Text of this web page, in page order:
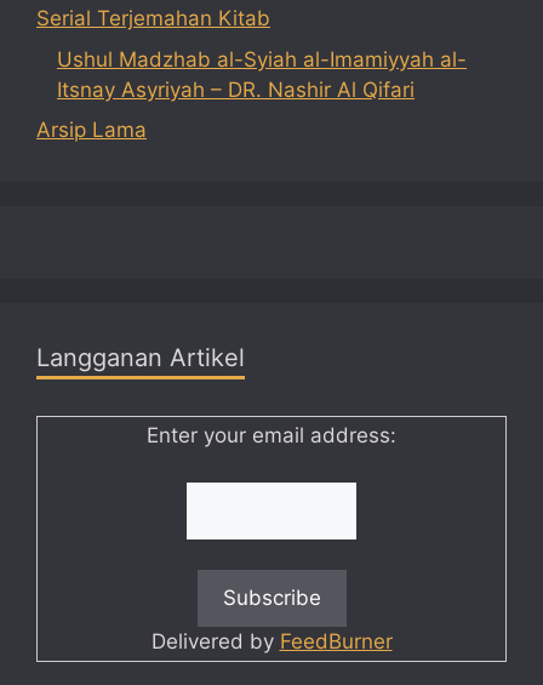
Serial Terjemahan Kitab
Ushul Madzhab al-Syiah al-Imamiyyah al-
Itsnay Asyriyah – DR. Nashir Al Qifari
Arsip Lama
Langganan Artikel
Enter your email address:
Delivered by FeedBurner